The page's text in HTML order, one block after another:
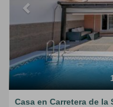
1
Casa en Carretera de la